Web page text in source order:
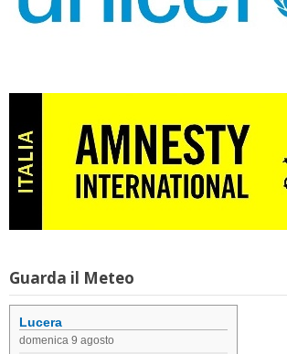
Guarda il Meteo